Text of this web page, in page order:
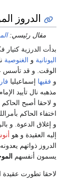
الدروز
مقال رئيسي:
بدأت الدرزية
اليونانية و الغنوصية
الوقت. و قد تأسس
و فقيها إسماعيليا
مذهبه نال تأييد
و لاحقا أصبح
اختفاء الحاكم
و إغلاق الدعوة. و
إليه العقيدة و هو
الدروز ذواتهم يعدونه
يسمون أنفسهم
لاحقا تطورت